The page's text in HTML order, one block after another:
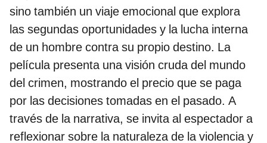
sino también un viaje emocional que explora
las segundas oportunidades y la lucha interna
de un hombre contra su propio destino. La
película presenta una visión cruda del mundo
del crimen, mostrando el precio que se paga
por las decisiones tomadas en el pasado. A
través de la narrativa, se invita al espectador a
reflexionar sobre la naturaleza de la violencia y